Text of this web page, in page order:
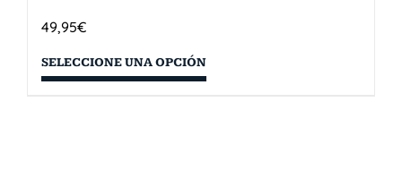
49,95€
SELECCIONE UNA OPCIÓN